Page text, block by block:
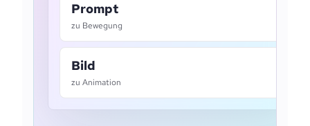
Prompt
zu Bewegung
Bild
zu Animation